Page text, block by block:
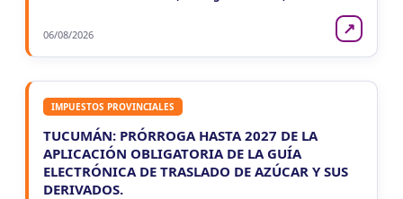
06/08/2026 ↗
IMPUESTOS PROVINCIALES
TUCUMÁN: PRÓRROGA HASTA 2027 DE LA
APLICACIÓN OBLIGATORIA DE LA GUÍA
ELECTRÓNICA DE TRASLADO DE AZÚCAR Y SUS
DERIVADOS.